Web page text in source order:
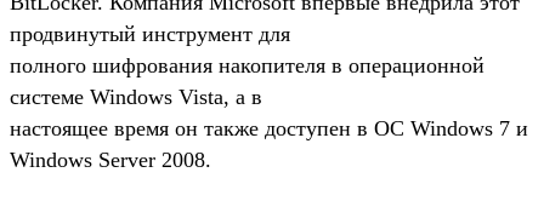
продвинутый инструмент для
полного шифрования накопителя в операционной
системе Windows Vista, а в
настоящее время он также доступен в ОС Windows 7 и
Windows Server 2008.